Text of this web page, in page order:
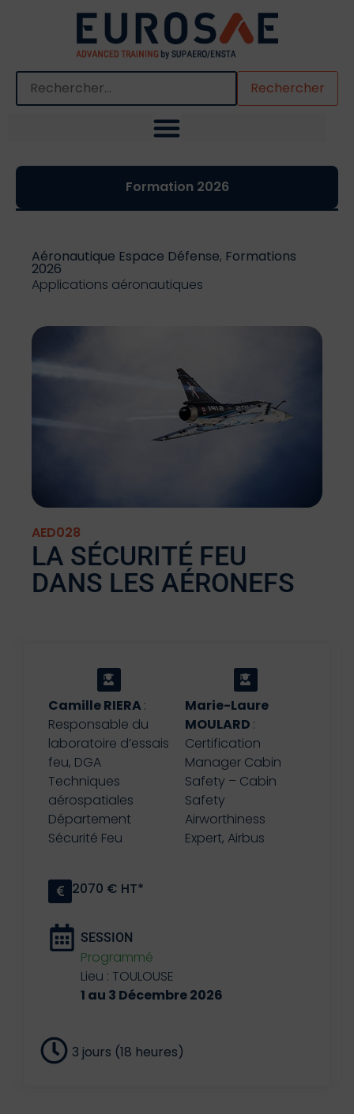
Quand les résultats de l'auto-complétion sont
Formation 2026
Aéronautique Espace Défense, Formations
2026
Applications aéronautiques
AED028
LA SÉCURITÉ FEU
DANS LES AÉRONEFS
Camille RIERA:
Responsable du
laboratoire d’essais
feu, DGA
Techniques
aérospatiales
Département
Sécurité Feu
Marie-Laure
MOULARD :
Certification
Manager Cabin
Safety – Cabin
Safety
Airworthiness
Expert, Airbus
2070 € HT*
SESSION
Programmé
Lieu : TOULOUSE
1 au 3 Décembre 2026
3 jours (18 heures)